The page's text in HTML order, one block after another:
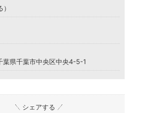
県千葉市中央区中央4-5-1
シェアする